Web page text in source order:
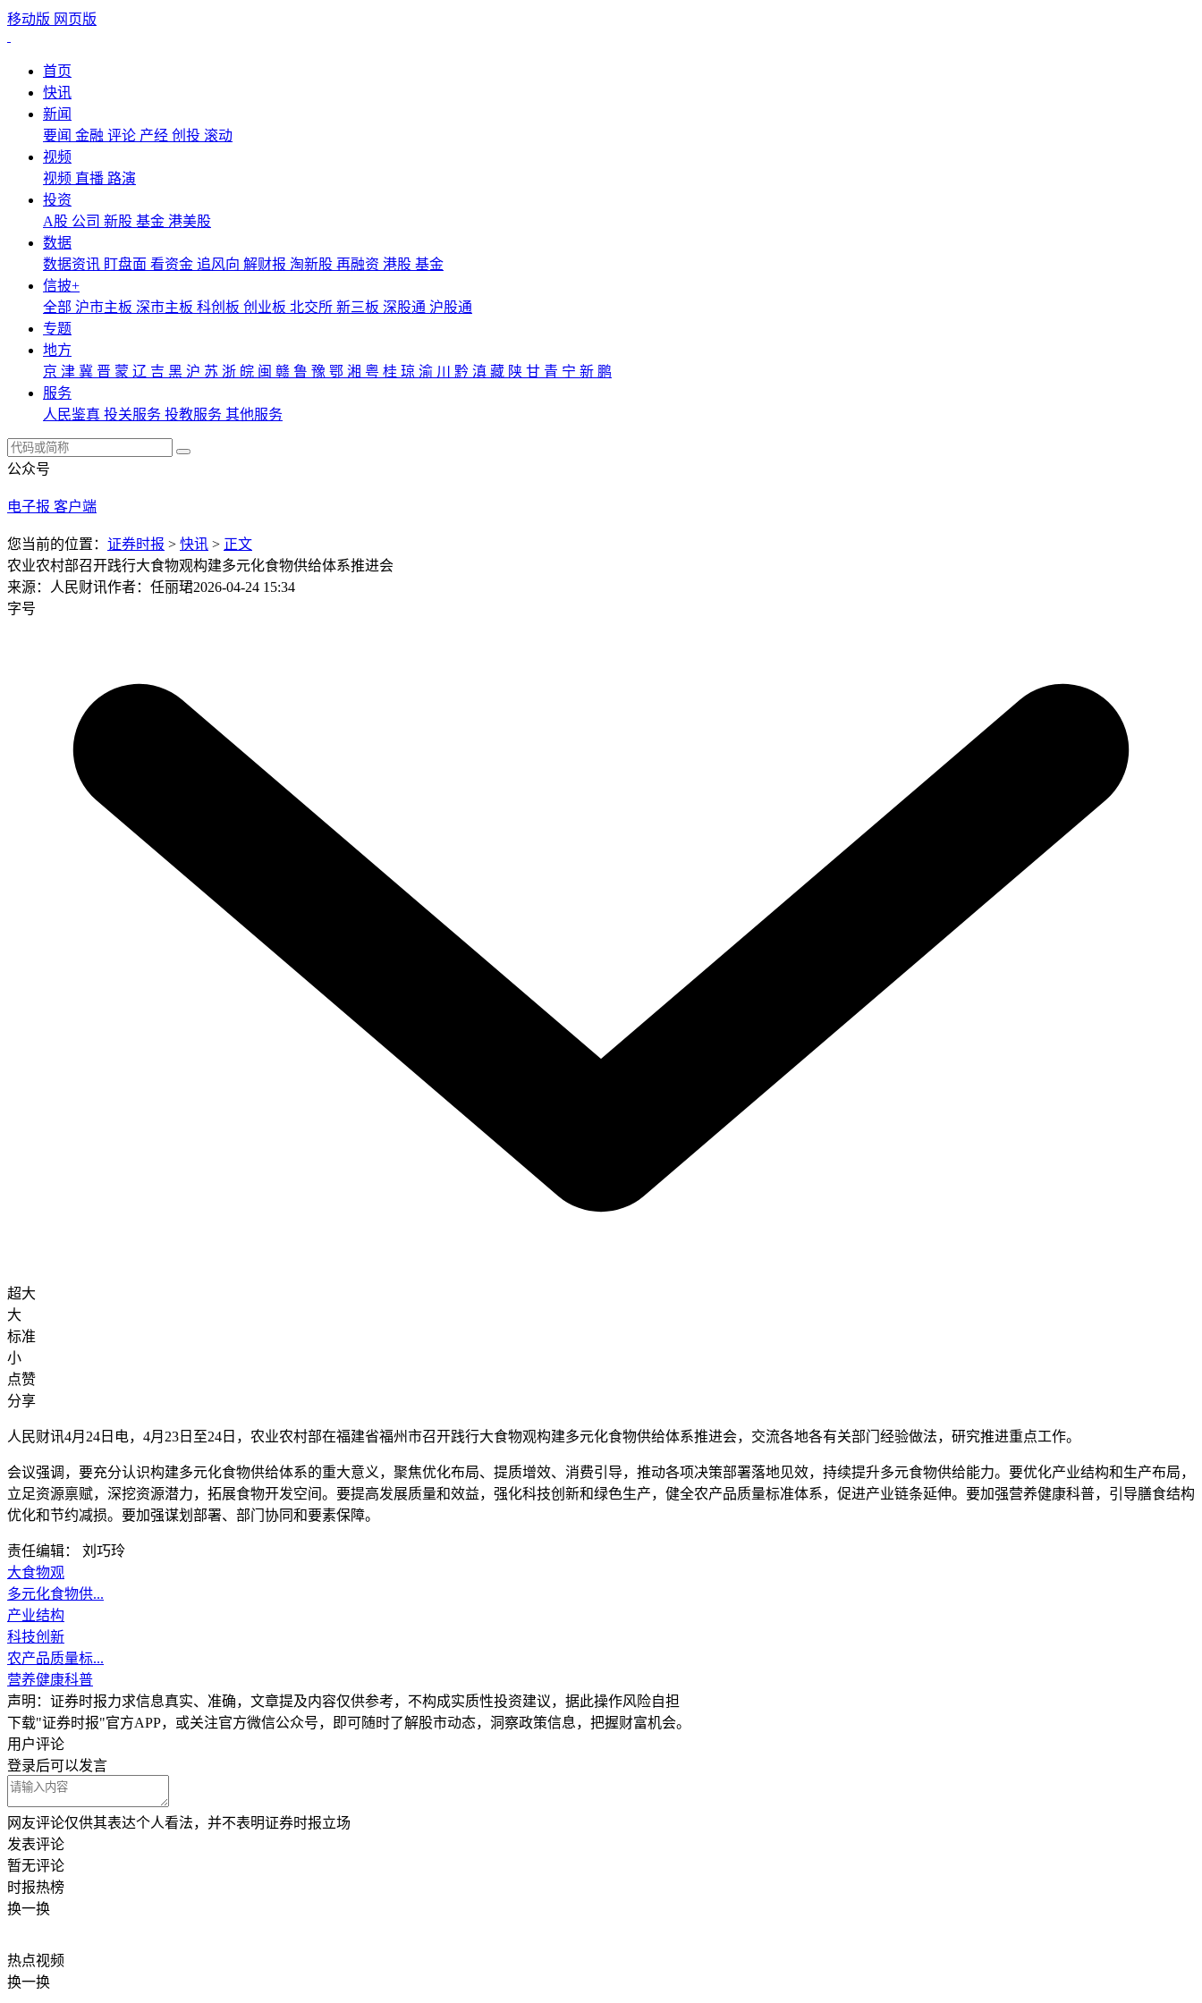
移动版 网页版
首页
快讯
新闻
要闻 金融 评论 产经 创投 滚动
视频
视频 直播 路演
投资
A股 公司 新股 基金 港美股
数据
数据资讯 盯盘面 看资金 追风向 解财报 淘新股 再融资 港股 基金
信披+
全部 沪市主板 深市主板 科创板 创业板 北交所 新三板 深股通 沪股通
专题
地方
京 津 冀 晋 蒙 辽 吉 黑 沪 苏 浙 皖 闽 赣 鲁 豫 鄂 湘 粤 桂 琼 渝 川 黔 滇 藏 陕 甘 青 宁 新 鹏
服务
人民鉴真 投关服务 投教服务 其他服务
公众号
电子报 客户端
您当前的位置： 证券时报 > 快讯 > 正文
农业农村部召开践行大食物观构建多元化食物供给体系推进会
来源：人民财讯作者：任丽珺2026-04-24 15:34
字号
超大
大
标准
小
点赞
分享
人民财讯4月24日电， 4月23日至24日，农业农村部在福建省福州市召开践行大食物观构建多元化食物供给体系推进会，交流各地各有关部门经验做法，研究推进重点工作。
会议强调，要充分认识构建多元化食物供给体系的重大意义，聚焦优化布局、提质增效、消费引导，推动各项决策部署落地见效，持续提升多元食物供给能力。要优化产业结构和生产布局，
立足资源禀赋，深挖资源潜力，拓展食物开发空间。要提高发展质量和效益，强化科技创新和绿色生产，健全农产品质量标准体系，促进产业链条延伸。要加强营养健康科普，引导膳食结构
优化和节约减损。要加强谋划部署、部门协同和要素保障。
责任编辑： 刘巧玲
大食物观
多元化食物供...
产业结构
科技创新
农产品质量标...
营养健康科普
声明：证券时报力求信息真实、准确，文章提及内容仅供参考，不构成实质性投资建议，据此操作风险自担
下载"证券时报"官方APP，或关注官方微信公众号，即可随时了解股市动态，洞察政策信息，把握财富机会。
用户评论
登录后可以发言
网友评论仅供其表达个人看法，并不表明证券时报立场
发表评论
暂无评论
时报热榜
换一换
热点视频
换一换